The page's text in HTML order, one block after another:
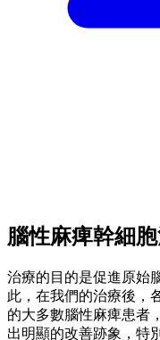
腦性麻痺幹細
治療的目的是促進原始
此，在我們的治療後，
的大多數腦性麻痺患者
出明顯的改善跡象，特